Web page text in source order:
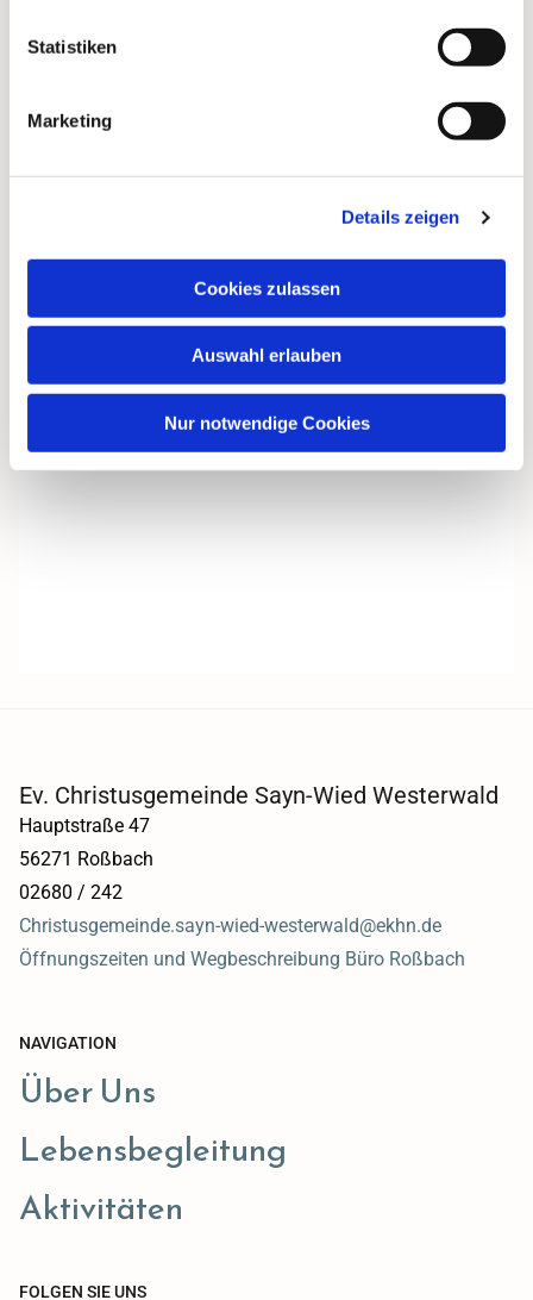
Statistiken
Marketing
Details zeigen
Cookies zulassen
Auswahl erlauben
Nur notwendige Cookies
Ev. Christusgemeinde Sayn-Wied Westerwald
Hauptstraße 47
56271 Roßbach
02680 / 242
Christusgemeinde.sayn-wied-westerwald@ekhn.de
Öffnungszeiten und Wegbeschreibung Büro Roßbach
NAVIGATION
Über Uns
Lebensbegleitung
Aktivitäten
FOLGEN SIE UNS